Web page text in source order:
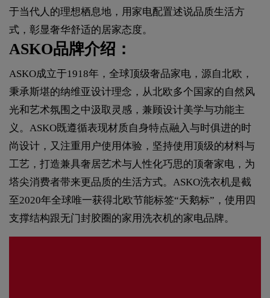
于当代人的理想栖息地，用家电配置述说品质生活方
式，彰显奢华舒适的居家态度。
ASKO品牌介绍：
ASKO成立于1918年，全球顶级奢品家电，源自北欧，
秉承斯堪的纳维亚设计理念，从北欧多个国家的自然风
光和艺术氛围之中汲取灵感，兼顾设计美学与功能主
义。ASKO既遵循表现材质自身特点融入与时俱进的时
尚设计，又注重用户使用体验，坚持使用顶级的材料与
工艺，打造兼具奢居艺术与人性化巧思的顶奢家电，为
塔尖消费者带来更品质的生活方式。ASKO洗衣机是截
至2020年全球唯一获得北欧节能标签“天鹅标”，使用四
支撑结构跟无门封胶圈的家用洗衣机的家电品牌。